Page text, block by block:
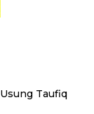
Taufiq